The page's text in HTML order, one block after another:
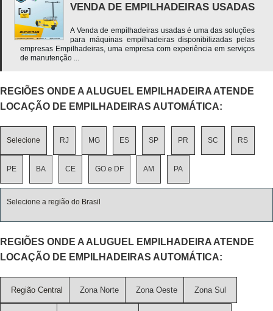
VENDA DE EMPILHADEIRAS USADAS
A Venda de empilhadeiras usadas é uma das soluções
para máquinas empilhadeiras disponibilizadas pelas
empresas Empilhadeiras, uma empresa com experiência em serviços
de manutenção ...
REGIÕES ONDE A ALUGUEL EMPILHADEIRA ATENDE
LOCAÇÃO DE EMPILHADEIRAS AUTOMÁTICA:
Selecione RJ MG ES SP PR SC RS
PE BA CE GO e DF AM PA
Selecione a região do Brasil
REGIÕES ONDE A ALUGUEL EMPILHADEIRA ATENDE
LOCAÇÃO DE EMPILHADEIRAS AUTOMÁTICA:
Região Central Zona Norte Zona Oeste Zona Sul